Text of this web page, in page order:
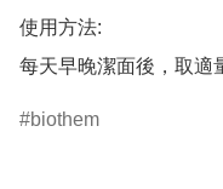
使用方法:
biothem